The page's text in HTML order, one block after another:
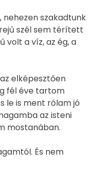
szakadtunk
szél sem térített
volt a víz, az ég, a
elképesztően
fél éve tartom
le is ment rólam jó
az isteni
mostanában.
És nem